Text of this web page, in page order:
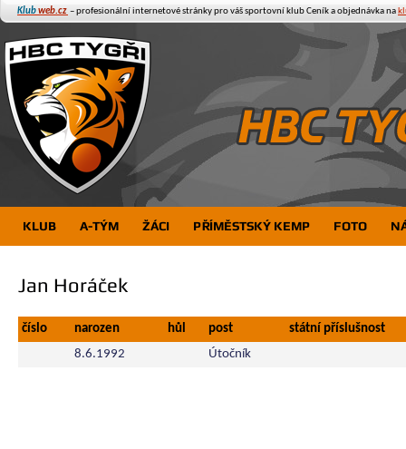
Klubweb.cz – profesionální internetové stránky pro váš sportovní klubCeník a objednávka na
KLUB A-TÝM ŽÁCI PŘÍMĚSTSKÝ KEMP FOTO
Jan Horáček
číslo narozen hůl post
státní příslušnost
8.6.1992
Útočník